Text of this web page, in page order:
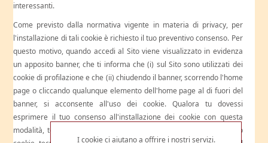
interessanti.
Come previsto dalla normativa vigente in materia di privacy, per
l'installazione di tali cookie è richiesto il tuo preventivo consenso. Per
questo motivo, quando accedi al Sito viene visualizzato in evidenza
un apposito banner, che ti informa che (i) sul Sito sono utilizzati dei
cookie di profilazione e che (ii) chiudendo il banner, scorrendo l'home
page o cliccando qualunque elemento dell'home page al di fuori del
banner, si acconsente all'uso dei cookie. Qualora tu dovessi
esprimere il tuo consenso all'installazione dei cookie con questa
modalità, terremo traccia del tuo consenso attraverso un apposito
I cookie ci aiutano a offrire i nostri servizi.